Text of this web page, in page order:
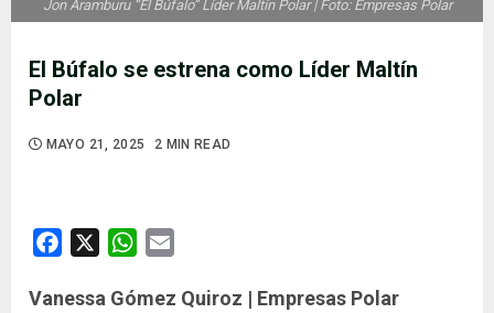
El Búfalo se estrena como Líder Maltín
Polar
MAYO 21, 2025 2 MIN READ
Jon Aramburu “El Búfalo” Líder Maltín Polar | Foto: Empresas Polar
Facebook WhatsApp
Vanessa Gómez Quiroz | Empresas Polar